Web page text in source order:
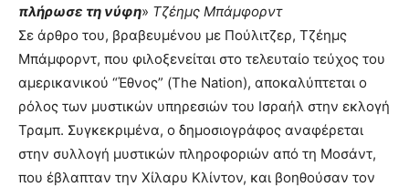
πλήρωσε τη νύφη» Τζέημς Μπάμφορντ
Σε άρθρο του, βραβευμένου με Πούλιτζερ, Τζέημς
Μπάμφορντ, που φιλοξενείται στο τελευταίο τεύχος του
αμερικανικού “Έθνος” (The Nation), αποκαλύπτεται ο
ρόλος των μυστικών υπηρεσιών του Ισραήλ στην εκλογή
Τραμπ. Συγκεκριμένα, ο δημοσιογράφος αναφέρεται
στην συλλογή μυστικών πληροφοριών από τη Μοσάντ,
που έβλαπταν την Χίλαρυ Κλίντον, και βοηθούσαν τον